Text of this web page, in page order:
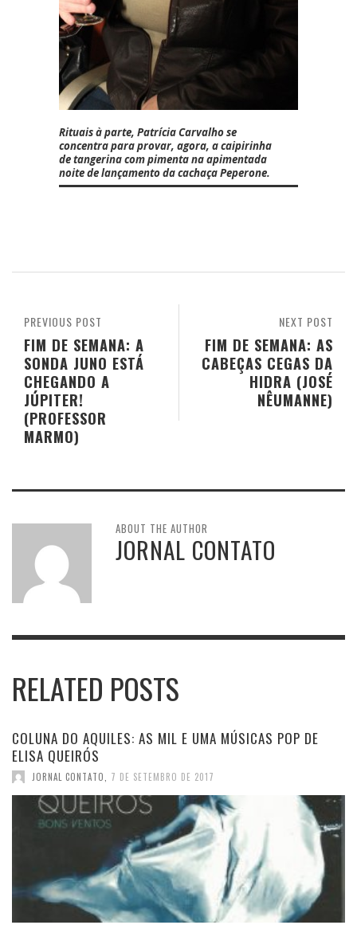
Rituais à parte, Patrícia Carvalhose
concentra para provar, agora, a caipirinha
de tangerina com pimenta na apimentada
noite de lançamento da cachaça Peperone.
NEXT POST
FIM DE SEMANA: AS
CABEÇAS CEGAS DA
HIDRA (JOSÉ
NÊUMANNE)
PREVIOUS POST
FIM DE SEMANA: A
SONDA JUNO ESTÁ
CHEGANDO A
JÚPITER!
(PROFESSOR
MARMO)
ABOUT THE AUTHOR
JORNAL CONTATO
RELATED POSTS
COLUNA DO AQUILES: AS MIL E UMA MÚSICAS POP DE
ELISA QUEIRÓS
JORNAL CONTATO 7 DE SETEMBRO DE 2017